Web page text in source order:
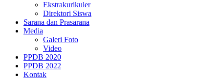
Ekstrakurikuler
Direktori Siswa
Sarana dan Prasarana
Media
Galeri Foto
Video
PPDB 2020
PPDB 2022
Kontak